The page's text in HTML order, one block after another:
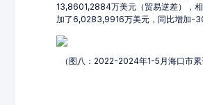
13,8601,2884万美元（贸易逆差），
加了6,0283,9916万美元，同比增加-
（图八：2022-2024年1-5月海口市累